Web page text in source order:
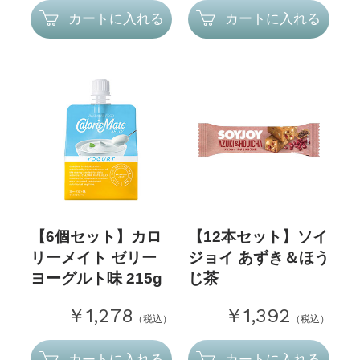
カートに入れる カートに入れる
【6個セット】カロ
リーメイト ゼリー
ヨーグルト味 215g
￥1,278 （税込）
【12本セット】ソイ
ジョイ あずき＆ほう
じ茶
￥1,392 （税込）